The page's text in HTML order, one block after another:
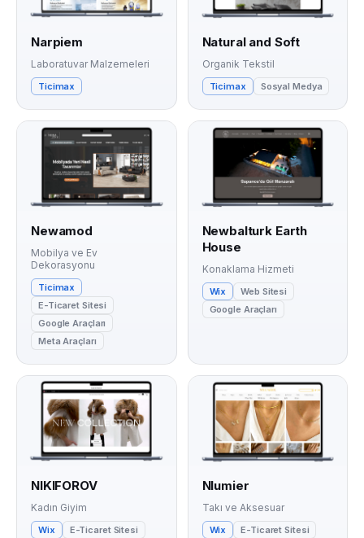
Narpiem
Laboratuvar Malzemeleri
Ticimax
Natural and Soft
Organik Tekstil
Ticimax Sosyal Medya
Newamod
Mobilya ve Ev
Dekorasyonu
Ticimax
E-Ticaret Sitesi
Google Araçları
Meta Araçları
Newbalturk Earth
House
Konaklama Hizmeti
Wix
Web Sitesi
Google Araçları
NIKIFOROV
Kadın Giyim
Wix E-Ticaret Sitesi
Nlumier
Takı ve Aksesuar
Wix E-Ticaret Sitesi